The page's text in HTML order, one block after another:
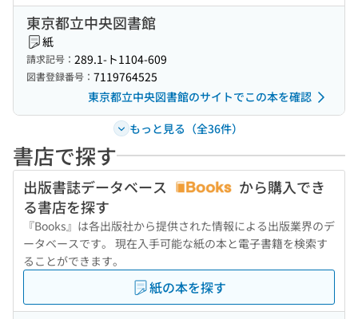
東京都立中央図書館
紙
請求記号： 289.1-ト1104-609
図書登録番号： 7119764525
東京都立中央図書館のサイトでこの本を確認
もっと見る（全36件）
書店で探す
出版書誌データベース
から購入でき
る書店を探す
『Books』は各出版社から提供された情報による出版業界のデ
ータベースです。 現在入手可能な紙の本と電子書籍を検索す
ることができます。
紙の本を探す